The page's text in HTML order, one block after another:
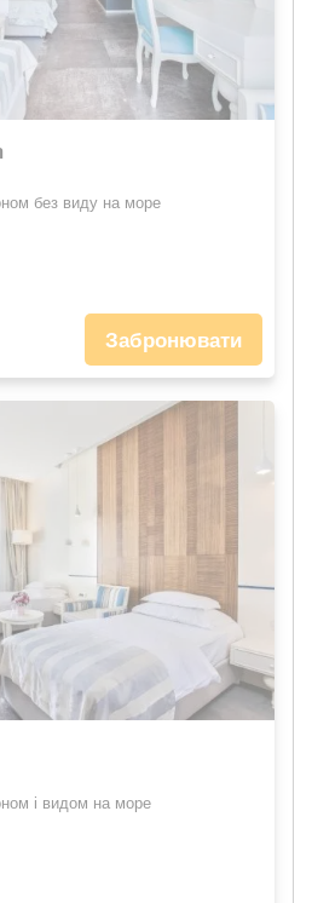
без виду на море
Забронювати
і видом на море